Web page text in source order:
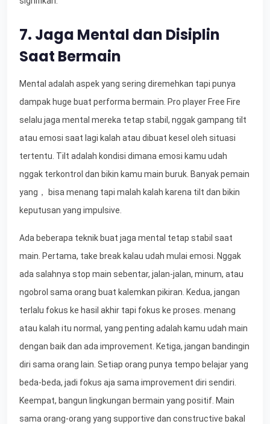
7. Jaga Mental dan Disiplin
Saat Bermain
Mental adalah aspek yang sering diremehkan tapi punya
dampak huge buat performa bermain. Pro player Free Fire
selalu jaga mental mereka tetap stabil, nggak gampang tilt
atau emosi saat lagi kalah atau dibuat kesel oleh situasi
tertentu. Tilt adalah kondisi dimana emosi kamu udah
nggak terkontrol dan bikin kamu main buruk. Banyak pemain
yang， bisa menang tapi malah kalah karena tilt dan bikin
keputusan yang impulsive.
Ada beberapa teknik buat jaga mental tetap stabil saat
main. Pertama, take break kalau udah mulai emosi. Nggak
ada salahnya stop main sebentar, jalan-jalan, minum, atau
ngobrol sama orang buat kalemkan pikiran. Kedua, jangan
terlalu fokus ke hasil akhir tapi fokus ke proses. menang
atau kalah itu normal, yang penting adalah kamu udah main
dengan baik dan ada improvement. Ketiga, jangan bandingin
diri sama orang lain. Setiap orang punya tempo belajar yang
beda-beda, jadi fokus aja sama improvement diri sendiri.
Keempat, bangun lingkungan bermain yang positif. Main
sama orang-orang yang supportive dan constructive bakal